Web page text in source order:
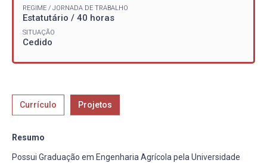
REGIME / JORNADA DE TRABALHO
Estatutário / 40 horas
SITUAÇÃO
Cedido
Currículo Projetos
Resumo
Possui Graduação em Engenharia Agrícola pela Universidade